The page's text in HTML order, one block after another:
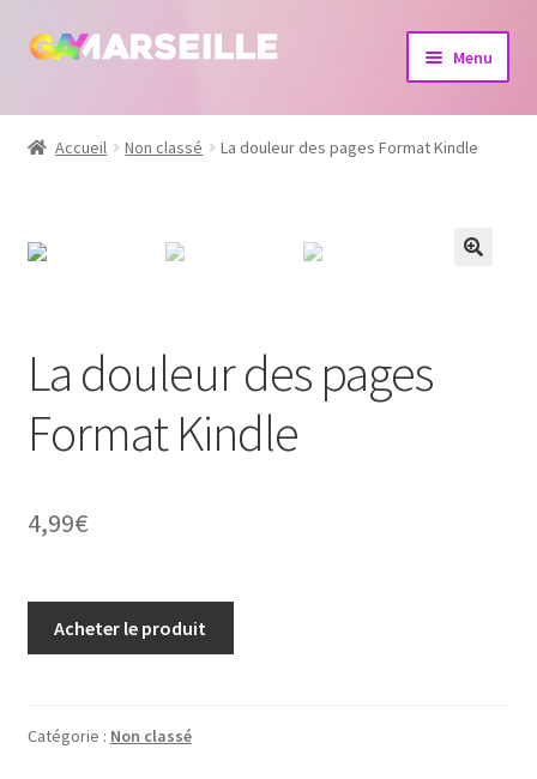
Aller
navigation
Aller
Menu
Boutique
Calendrier
Livres
Accueil Non classé La douleur des pages Format Kindle
La douleur des pages
Format Kindle
4,99€
Acheter le produit
Catégorie : Non classé